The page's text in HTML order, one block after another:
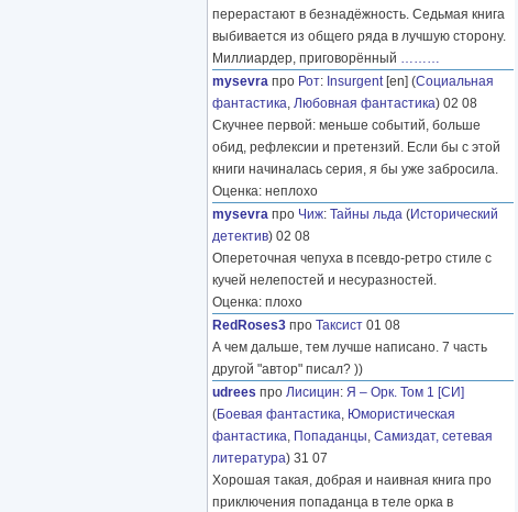
перерастают в безнадёжность. Седьмая книга
выбивается из общего ряда в лучшую сторону.
Миллиардер, приговорённый ………
mysevra про Рот: Insurgent[en] (Социальная
фантастика, Любовная фантастика) 02 08
Скучнее первой: меньше событий, больше
обид, рефлексии и претензий. Если бы с этой
книги начиналась серия, я бы уже забросила.
Оценка: неплохо
mysevra про Чиж: Тайны льда (Исторический
детектив) 02 08
Опереточная чепуха в псевдо-ретро стиле с
кучей нелепостей и несуразностей.
Оценка: плохо
RedRoses3 про Таксист 01 08
А чем дальше, тем лучше написано. 7 часть
другой "автор" писал? ))
udrees про Лисицин: Я – Орк. Том 1 [СИ]
(Боевая фантастика, Юмористическая
фантастика, Попаданцы, Самиздат, сетевая
литература) 31 07
Хорошая такая, добрая и наивная книга про
приключения попаданца в теле орка в